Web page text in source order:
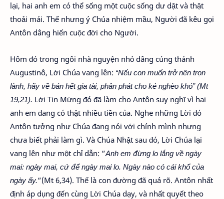
lại, hai anh em có thể sống một cuộc sống dư dật và thật
thoải mái. Thế nhưng ý Chúa nhiệm mầu, Người đã kêu gọi
Antôn dâng hiến cuộc đời cho Người.
Hôm đó trong ngôi nhà nguyện nhỏ dâng cúng thánh
Augustinô, Lời Chúa vang lên: “Nếu con muốn trở nên trọn
lành, hãy về bán hết gia tài, phân phát cho kẻ nghèo khó” (Mt
19,21). Lời Tin Mừng đó đã làm cho Antôn suy nghĩ vì hai
anh em đang có thật nhiều tiền của. Nghe những Lời đó
Antôn tưởng như Chúa đang nói với chính mình nhưng
chưa biết phải làm gì. Và Chúa Nhật sau đó, Lời Chúa lại
vang lên như một chỉ dẫn: “Anh em đừng lo lắng về ngày
mai: ngày mai, cứ để ngày mai lo. Ngày nào có cái khổ của
ngày ấy.“(Mt 6,34). Thế là con đường đã quá rõ. Antôn nhất
định áp dụng đến cùng Lời Chúa dạy, và nhất quyết theo